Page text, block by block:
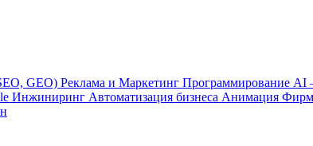
GEO) Реклама и Маркетинг Программирование AI
Инжиниринг Автоматизация бизнеса Анимация